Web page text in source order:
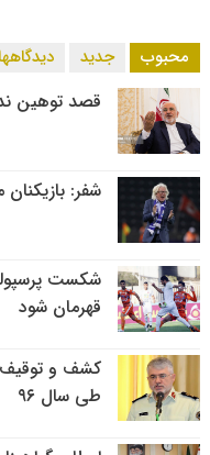
محبوب جدید
قصد توهین
شفر:
شکست
قهرمان شود
طی سال ۹۶